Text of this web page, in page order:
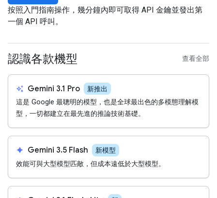
按照入門指南操作，幾分鐘內即可取得 API 金鑰並發出第
一個 API 呼叫。
認識各款機型 查看全部
auto_awesome Gemini 3.1 Pro 新推出
這是 Google 最聰明的模型，也是全球最出色的多模態理解模
型，一切都建立在最先進的推論技術基礎。
spark Gemini 3.5 Flash 新模型
效能可與大型模型匹敵，但成本遠低於大型模型。